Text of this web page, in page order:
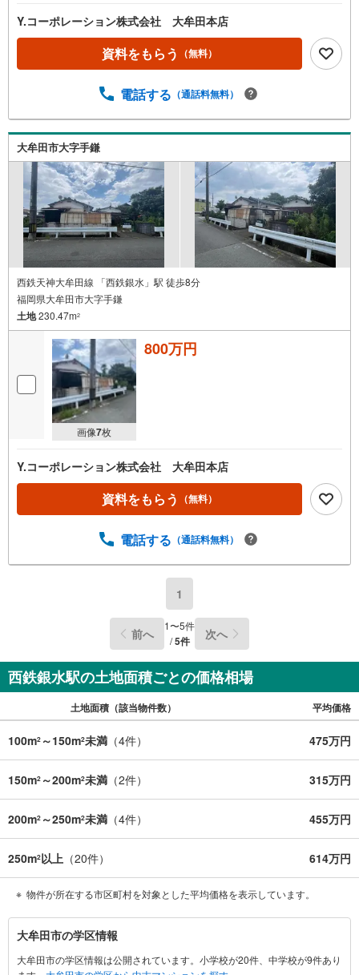
Y.コーポレーション株式会社 大牟田本店
資料をもらう （無料）
電話する （通話料無料）
大牟田市大字手鎌
西鉄天神大牟田線 「西鉄銀水」駅 徒歩8分
福岡県大牟田市大字手鎌
土地230.47m2
画像7枚
800万円
Y.コーポレーション株式会社 大牟田本店
資料をもらう （無料）
電話する （通話料無料）
1
前へ 1〜5件
/5件 次へ
西鉄銀水駅の土地面積ごとの価格相場
土地面積（該当物件数） 平均価格
100m2 ～150m2未満 （4件） 475万円
150m2 ～200m2未満 （2件） 315万円
200m2 ～250m2未満 （4件） 455万円
250m2以上 （20件） 614万円
物件が所在する市区町村を対象とした平均価格を表示しています。
大
牟
田
大牟田市の学区情報
大牟田市の学区情報は公開されています。小学校が20件、中学校が9件あり